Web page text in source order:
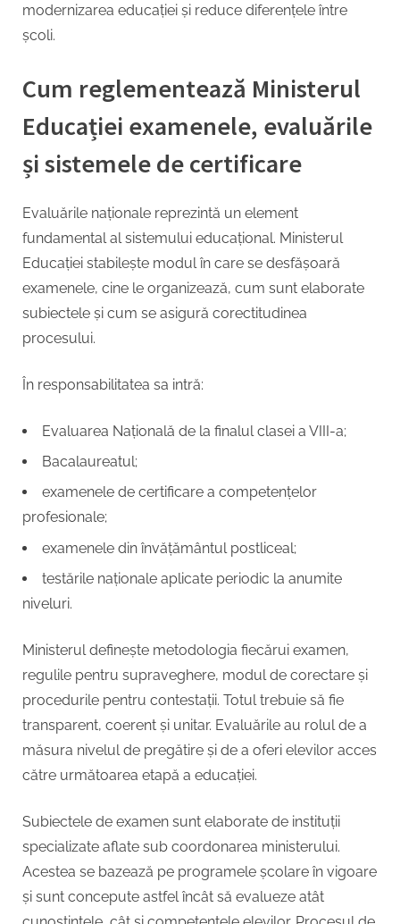
modernizarea educației și reduce diferențele între
școli.
Cum reglementează Ministerul
Educației examenele, evaluările
și sistemele de certificare
Evaluările naționale reprezintă un element
fundamental al sistemului educațional. Ministerul
Educației stabilește modul în care se desfășoară
examenele, cine le organizează, cum sunt elaborate
subiectele și cum se asigură corectitudinea
procesului.
În responsabilitatea sa intră:
Evaluarea Națională de la finalul clasei a VIII-a;
Bacalaureatul;
examenele de certificare a competențelor
profesionale;
examenele din învățământul postliceal;
testările naționale aplicate periodic la anumite
niveluri.
Ministerul definește metodologia fiecărui examen,
regulile pentru supraveghere, modul de corectare și
procedurile pentru contestații. Totul trebuie să fie
transparent, coerent și unitar. Evaluările au rolul de a
măsura nivelul de pregătire și de a oferi elevilor acces
către următoarea etapă a educației.
Subiectele de examen sunt elaborate de instituții
specializate aflate sub coordonarea ministerului.
Acestea se bazează pe programele școlare în vigoare
și sunt concepute astfel încât să evalueze atât